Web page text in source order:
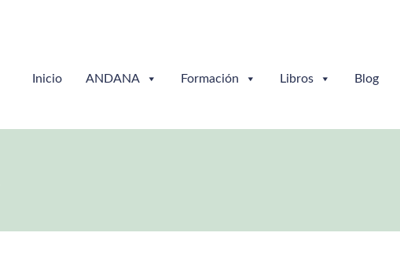
Inicio ANDANA Formación Libros Blog